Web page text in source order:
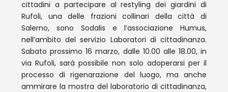
cittadini a partecipare al restyling dei giardini di
Rufoli, una delle frazioni collinari della città di
Salerno, sono Sodalis e l’associazione Humus,
nell’ambito del servizio Laboratori di cittadinanza.
Sabato prossimo 16 marzo, dalle 10.00 alle 18.00, in
via Rufoli, sarà possibile non solo adoperarsi per il
processo di rigenarazione del luogo, ma anche
ammirare la mostra del laboratorio di cittadinanza,